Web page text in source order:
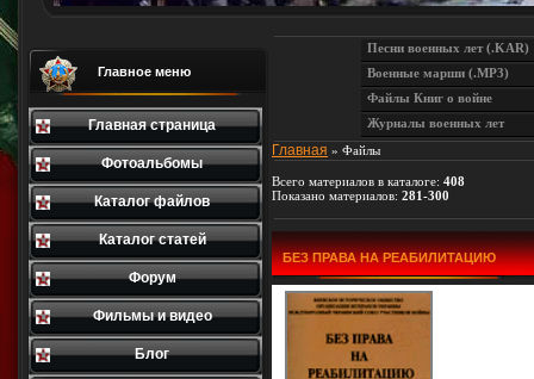
Главное меню
Главная страница
Фотоальбомы
Каталог файлов
Каталог статей
Форум
Фильмы и видео
Блог
Песни военных лет (.KAR)
Военные марши (.MP3)
Файлы Книг о войне
Журналы военных лет
Главная » Файлы
Всего материалов в каталоге: 408
Показано материалов: 281-300
БЕЗ ПРАВА НА РЕАБИЛИТАЦИЮ